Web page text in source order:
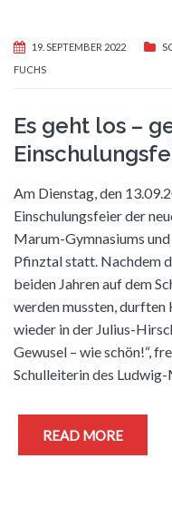
19. SEPTEMBER 2022
FUCHS
Es geht los –
Am Dienstag, den
Einschulungsfeier der
Marum-Gymnasiums
Pfinztal statt. Nachdem
beiden Jahren auf dem
werden mussten, durften
wieder in der Julius-
Gewusel – wie schön!“,
Schulleiterin des
READ MORE